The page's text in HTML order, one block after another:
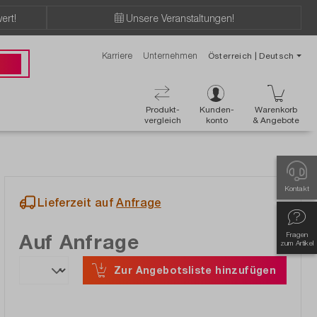
Unsere Veranstaltungen!
Karriere Unternehmen Österreich | Deutsch
Produkt-
vergleich
Kunden-
konto
Warenkorb
& Angebote
Kontakt
Fragen
zum Artikel
Lieferzeit aufAnfrage
Auf Anfrage
Zur Angebotsliste hinzufügen